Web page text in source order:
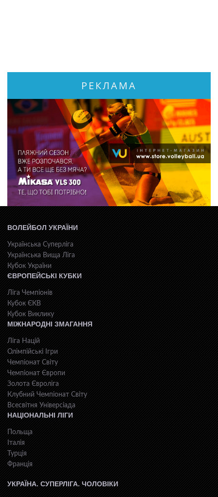
РЕКЛАМА
ВОЛЕЙБОЛ УКРАЇНИ
Українська Суперліга
Українська Вища Ліга
Кубок України
ЄВРОПЕЙСЬКІ КУБКИ
Ліга Чемпіонів
Кубок ЄКВ
Кубок Виклику
МІЖНАРОДНІ ЗМАГАННЯ
Ліга Націй
Олімпійські Ігри
Чемпіонат Світу
Чемпіонат Європи
Золота Євроліга
Клубний Чемпіонат Світу
Всесвiтня Унiверсiaда
НАЦІОНАЛЬНІ ЛІГИ
Польща
Італія
Турція
Франція
УКРАЇНА. СУПЕРЛІГА. ЧОЛОВІКИ